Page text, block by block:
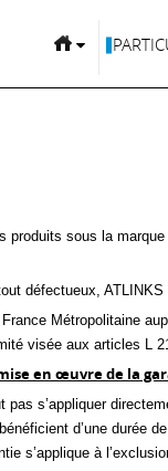
produits sous la
défectueux,
Métropolitaine
visée aux articles L
en œuvre de la
pas s’appliquer
d’une durée
s’applique à